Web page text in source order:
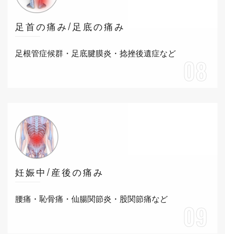
足首の痛み/足底の痛み
足根管症候群・足底腱膜炎・捻挫後遺症など
08
妊娠中/産後の痛み
腰痛・恥骨痛・仙腸関節炎・股関節痛など
09